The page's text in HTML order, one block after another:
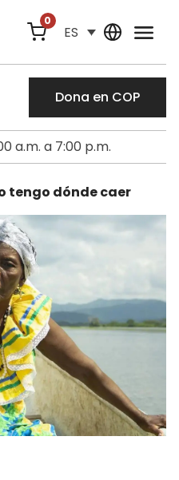
0
ES
Dona en COP
a.m. a 7:00 p.m.
tengo dónde caer